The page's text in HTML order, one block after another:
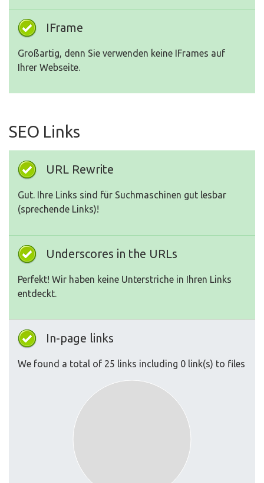
IFrame
Großartig, denn Sie verwenden keine IFrames auf
Ihrer Webseite.
SEO Links
URL Rewrite
Gut. Ihre Links sind für Suchmaschinen gut lesbar
(sprechende Links)!
Underscores in the URLs
Perfekt! Wir haben keine Unterstriche in Ihren Links
entdeckt.
In-page links
We found a total of 25 links including 0 link(s) to files